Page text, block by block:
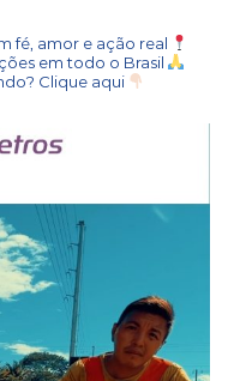
fé, amor e ação real
em todo o Brasil
Clique aqui